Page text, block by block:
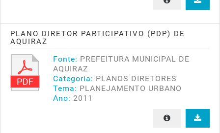
PLANO DIRETOR PARTICIPATIVO (PDP) DE
AQUIRAZ
Fonte: PREFEITURA MUNICIPAL DE
AQUIRAZ
Categoria: PLANOS DIRETORES
Tema: PLANEJAMENTO URBANO
Ano: 2011